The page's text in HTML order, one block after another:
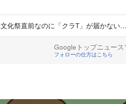
文化祭直前なのに「クラT」が届かない
Googleトップニュース
フォローの仕方はこちら